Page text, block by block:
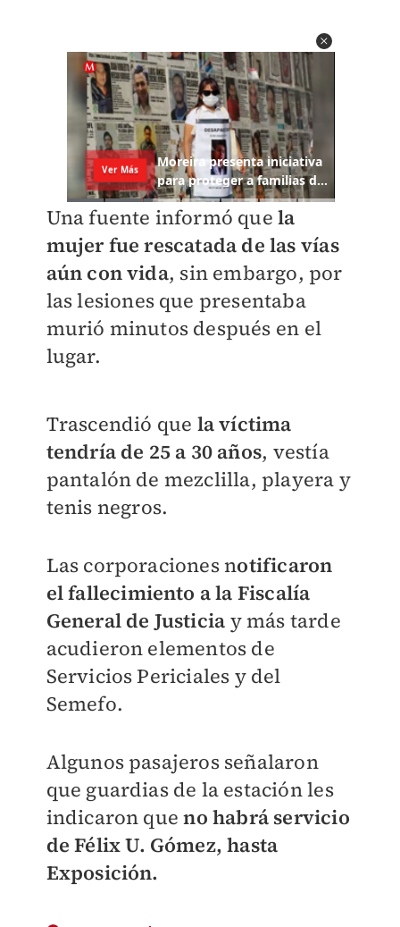
Una fuente informó que la
mujer fue rescatada de las vías
aún con vida, sin embargo, por
las lesiones que presentaba
murió minutos después en el
lugar.
Trascendió que la víctima
tendría de 25 a 30 años, vestía
pantalón de mezclilla, playera y
tenis negros.
Las corporaciones notificaron
el fallecimiento a la Fiscalía
General de Justicia y más tarde
acudieron elementos de
Servicios Periciales y del
Semefo.
Algunos pasajeros señalaron
que guardias de la estación les
indicaron queno habrá servicio
de Félix U. Gómez, hasta
Exposición.